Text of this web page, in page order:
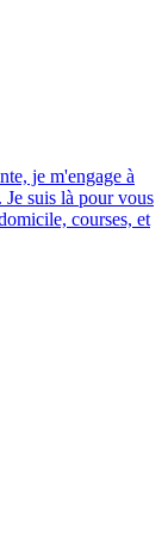
je m'engage à
Je suis là pour vous
courses, et